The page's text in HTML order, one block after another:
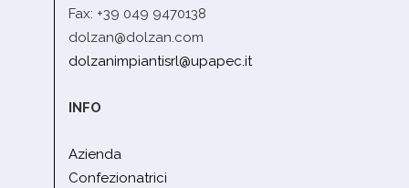
Fax: +39 049 9470138
dolzan@dolzan.com
dolzanimpiantisrl@upapec.it
INFO
Azienda
Confezionatrici